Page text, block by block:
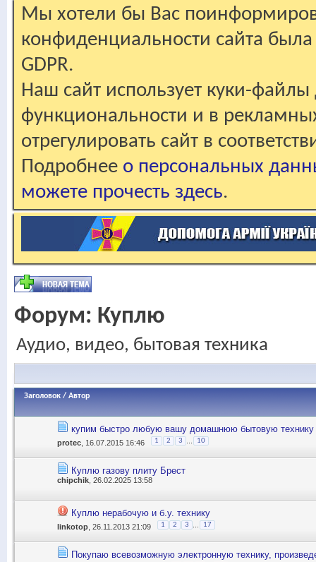
Мы хотели бы Вас
конфиденциальности сайта
GDPR.
Наш сайт использует куки-файлы
функциональности и в
отрегулировать сайт в
Подробнее о персональных
можете прочесть здесь.
Форум: Куплю
Аудио, видео, бытовая техника
Заголовок / Автор
купим быстро любую вашу домашнюю бытовую технику
protec , 16.07.2015 16:46 1 2 3 10
Куплю газову плиту Брест
chipchik, 26.02.2025 13:58
Куплю нерабочую и б.у. технику
linkotop , 26.11.2013 21:09 1 2 3 17
Покупаю всевозможную электронную технику,